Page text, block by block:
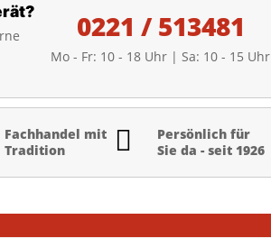
0221 / 513481
Mo - Fr: 10 - 18 Uhr | Sa: 10 - 15 Uhr
Fachhandel mit
Tradition

Persönlich für
Sie da - seit 1926